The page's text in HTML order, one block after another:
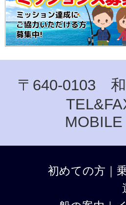
〒640-0103 和
初めての方 ｜